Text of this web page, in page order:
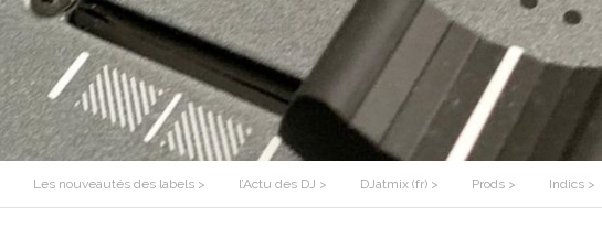
Les nouveautés des labels > l’Actu des DJ > DJatmix (fr) > Prods > Indics >